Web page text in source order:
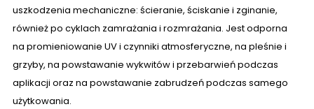
uszkodzenia mechaniczne: ścieranie, ściskanie i zginanie,
również po cyklach zamrażania i rozmrażania. Jest odporna
na promieniowanie UV i czynniki atmosferyczne, na pleśnie i
grzyby, na powstawanie wykwitów i przebarwień podczas
aplikacji oraz na powstawanie zabrudzeń podczas samego
użytkowania.